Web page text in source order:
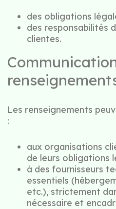
des obligations
des responsabilités
clientes.
Les renseignements
:
aux organisations
de leurs obligations
à des fournisseurs
essentiels
etc.), strictement
nécessaire et